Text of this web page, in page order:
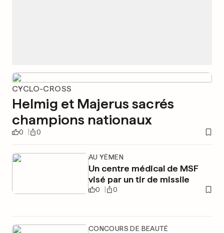
CYCLO-CROSS
Helmig et Majerus sacrés
champions nationaux
0 0
AU YÉMEN
Un centre médical de MSF
visé par un tir de missile
0 0
CONCOURS DE BEAUTÉ